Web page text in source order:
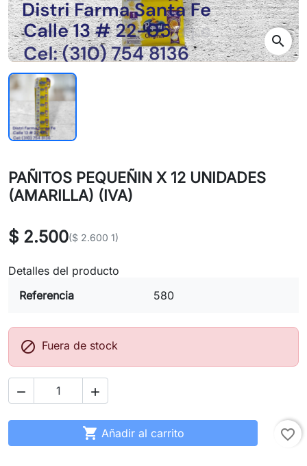
search
PAÑITOS PEQUEÑIN X 12 UNIDADES
(AMARILLA) (IVA)
$ 2.500($ 2.600 1)
Detalles del producto
Referencia
580
 Fuera de stock
 
 Añadir al carrito favorite_border